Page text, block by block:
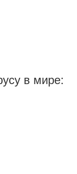
в мире: